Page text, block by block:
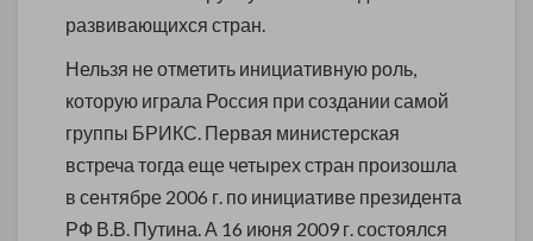
развивающихся стран.
Нельзя не отметить инициативную роль,
которую играла Россия при создании самой
группы БРИКС. Первая министерская
встреча тогда еще четырех стран произошла
в сентябре 2006 г. по инициативе президента
РФ В.В. Путина. А 16 июня 2009 г. состоялся